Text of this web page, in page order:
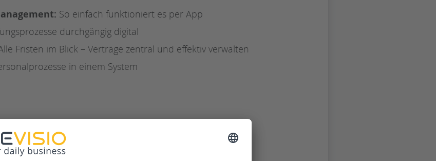
So einfach funktioniert es per App
durchgängig digital
Fristen im Blick – Verträge zentral und effektiv verwalten
in einem System